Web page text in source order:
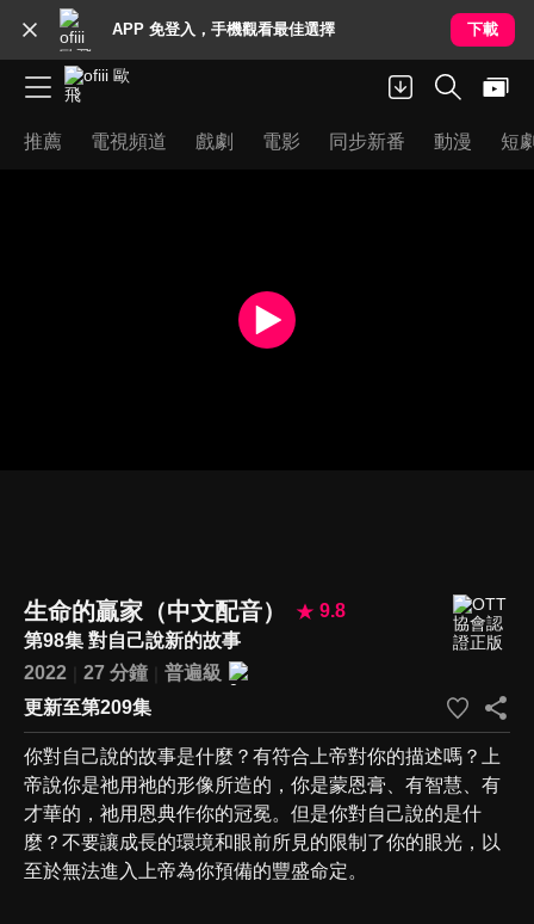
APP 免登入，手機觀看最佳選擇 下載
推薦 電視頻道 戲劇 電影 同步新番 動漫 短
生命的贏家（中文配音）
9.8
第98集 對自己說新的故事
2022
27 分鐘
普遍級
更新至第209集
你對自己說的故事是什麼？有符合上帝對你的描述嗎？上
帝說你是祂用祂的形像所造的，你是蒙恩膏、有智慧、有
才華的，祂用恩典作你的冠冕。但是你對自己說的是什
麼？不要讓成長的環境和眼前所見的限制了你的眼光，以
至於無法進入上帝為你預備的豐盛命定。